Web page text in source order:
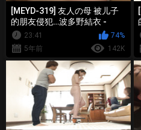
[MEYD-319] 友人の母 被儿子
的朋友侵犯…波多野結衣 -
2of523:41
74%
5年前
142K